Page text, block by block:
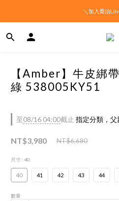
＼加入喬治
【Amber】牛皮綁
綠 538005KY51
至08/16 04:00截止 指定分類，
NT$3,980 NT$6,680
尺寸 : 40
40 41 42 43 44
數量